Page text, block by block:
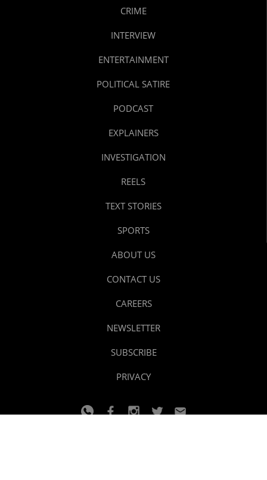
CRIME
INTERVIEW
ENTERTAINMENT
POLITICAL SATIRE
PODCAST
EXPLAINERS
INVESTIGATION
REELS
TEXT STORIES
SPORTS
ABOUT US
CONTACT US
CAREERS
NEWSLETTER
SUBSCRIBE
PRIVACY